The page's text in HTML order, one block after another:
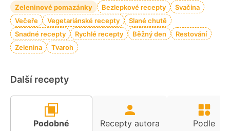
Zeleninové pomazánky
Bezlepkové recepty
Svačina
Večeře
Vegetariánské recepty
Slané chutě
Snadné recepty
Rychlé recepty Běžný den
Restování
Zelenina
Tvaroh
Další recepty
Podobné
Recepty autora
Podle